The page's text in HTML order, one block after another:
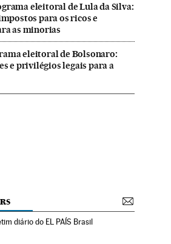
eleitoral de Lula da Silva:
para os ricos e
as minorias
eleitoral de Bolsonaro:
e privilégios legais para a
diário do EL PAÍS Brasil